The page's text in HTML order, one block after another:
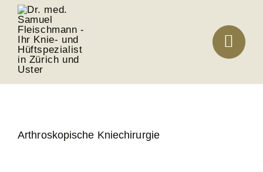
Zum
Inhalt
springen
Arthroskopische Kniechirurgie